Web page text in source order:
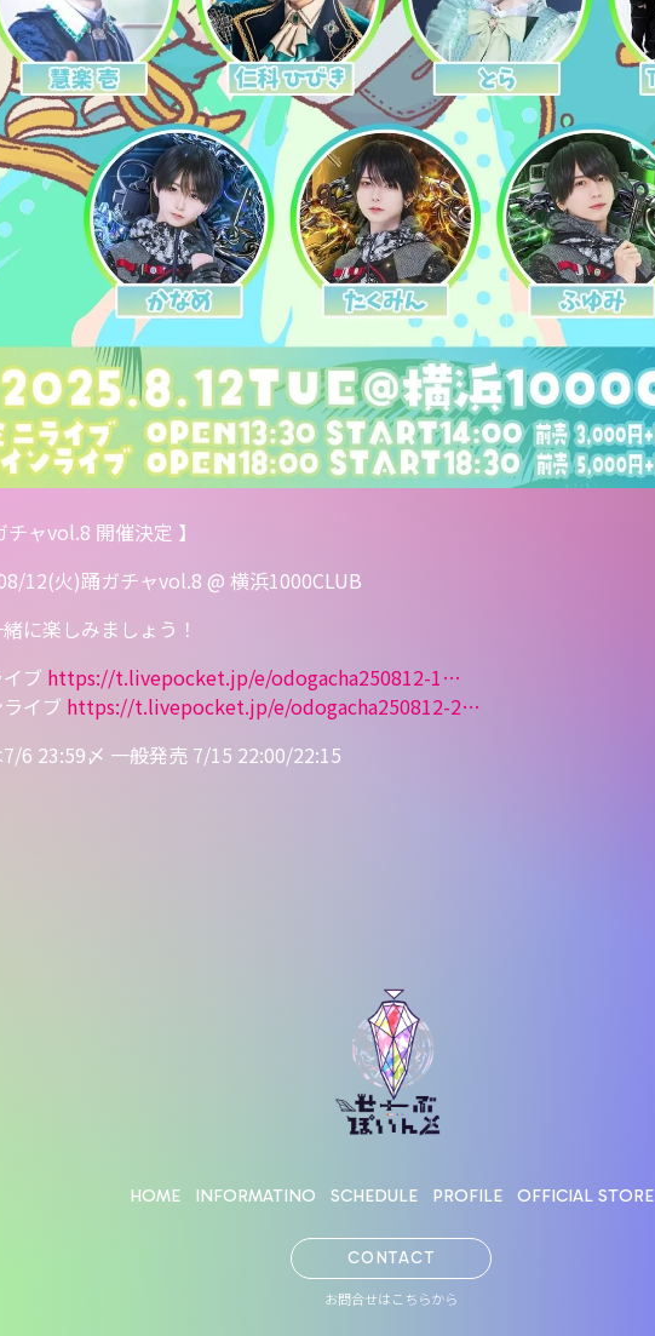
チャvol.8 開催決定 】
12(火)踊ガチャvol.8 @ 横浜1000CLUB
に楽しみましょう！
ブ https://t.livepocket.jp/e/odogacha250812-1…
イブ https://t.livepocket.jp/e/odogacha250812-2…
6 23:59〆 一般発売 7/15 22:00/22:15
HOME INFORMATINO SCHEDULE PROFILE OFFICIAL STORE
CONTACT
お問合せはこちらから